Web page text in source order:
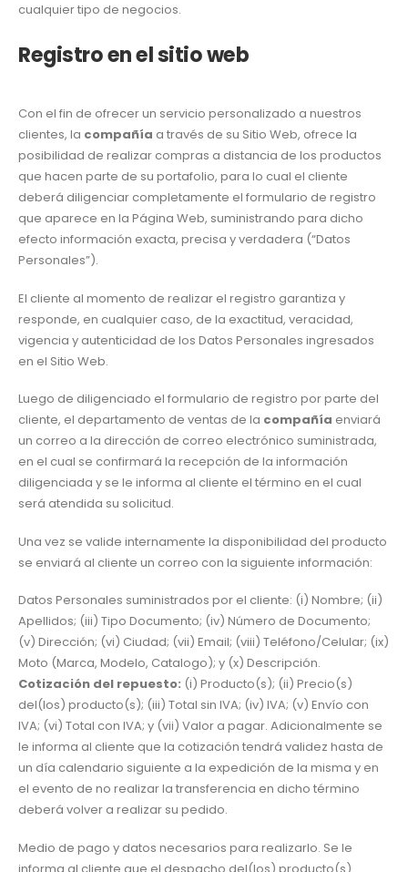
cualquier tipo de negocios.
Registro en el sitio web
Con el fin de ofrecer un servicio personalizado a nuestros
clientes, la compañía a través de su Sitio Web, ofrece la
posibilidad de realizar compras a distancia de los productos
que hacen parte de su portafolio, para lo cual el cliente
deberá diligenciar completamente el formulario de registro
que aparece en la Página Web, suministrando para dicho
efecto información exacta, precisa y verdadera (“Datos
Personales”).
El cliente al momento de realizar el registro garantiza y
responde, en cualquier caso, de la exactitud, veracidad,
vigencia y autenticidad de los Datos Personales ingresados
en el Sitio Web.
Luego de diligenciado el formulario de registro por parte del
cliente, el departamento de ventas de la compañía enviará
un correo a la dirección de correo electrónico suministrada,
en el cual se confirmará la recepción de la información
diligenciada y se le informa al cliente el término en el cual
será atendida su solicitud.
Una vez se valide internamente la disponibilidad del producto
se enviará al cliente un correo con la siguiente información:
Datos Personales suministrados por el cliente: (i) Nombre; (ii)
Apellidos; (iii) Tipo Documento; (iv) Número de Documento;
(v) Dirección; (vi) Ciudad; (vii) Email; (viii) Teléfono/Celular; (ix)
Moto (Marca, Modelo, Catalogo); y (x) Descripción.
Cotización del repuesto: (i) Producto(s); (ii) Precio(s)
del(los) producto(s); (iii) Total sin IVA; (iv) IVA; (v) Envío con
IVA; (vi) Total con IVA; y (vii) Valor a pagar. Adicionalmente se
le informa al cliente que la cotización tendrá validez hasta de
un día calendario siguiente a la expedición de la misma y en
el evento de no realizar la transferencia en dicho término
deberá volver a realizar su pedido.
Medio de pago y datos necesarios para realizarlo. Se le